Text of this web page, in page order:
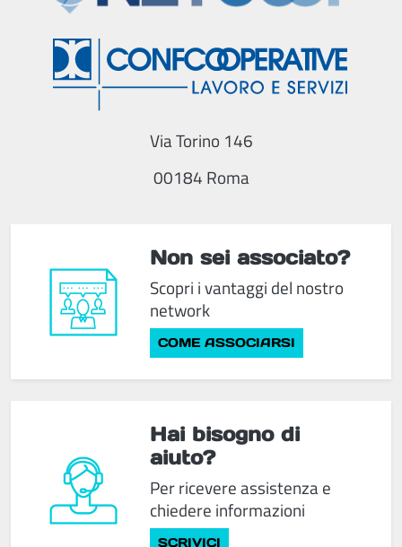
Non sei associato?
Scopri i vantaggi del nostro
network
COME ASSOCIARSI
Via Torino 146
00184 Roma
Hai bisogno di
aiuto?
Per ricevere assistenza e
chiedere informazioni
SCRIVICI